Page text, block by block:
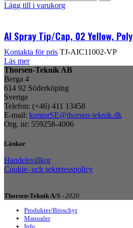
Lägg till i varukorg
AI Spray Tip/Cap, 02 Yellow, Poly
Kontakta för pris TJ-AIC11002-VP
Läs mer
Thorsen-Teknik AB
Berga 4
614 92 Söderköping
Sverige
Telefon: (+46) 411 13458
E-mail: kontorSE@thorsen-teknik.dk
Org. nr: 559258-4006
Länkar
Handelsvillkor
Cookie- och sekretesspolicy
Thorsen-Teknik A/S - 2020
Produkter/Broschyr
Manualer
Info